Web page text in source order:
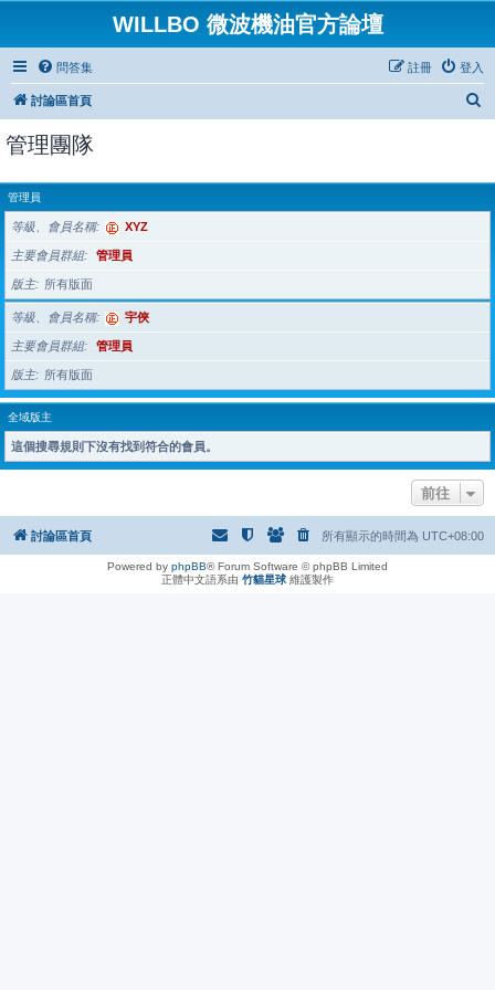
WILLBO 微波機油官方論壇
問答集 登入
註冊
討論區首頁
管理團隊
管理員
等級、會員名稱 XYZ
主要會員群組 管理員
版主 所有版面
等級、會員名稱 宇俠
主要會員群組 管理員
版主 所有版面
全域版主
這個搜尋規則下沒有找到符合的會員。
前往
討論區首頁 所有顯示的時間為 UTC+08:00
Powered by phpBB® Forum Software © phpBB Limited
正體中文語系由 竹貓星球 維護製作